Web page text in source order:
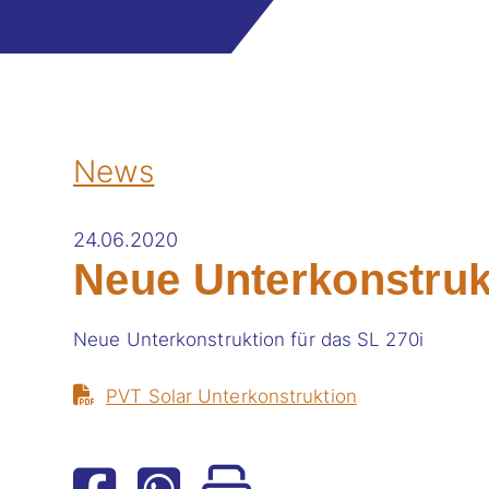
News
24.06.2020
Neue
Neue Unterkonstruktion für das SL 270i
PVT Solar Unterkonstruktion